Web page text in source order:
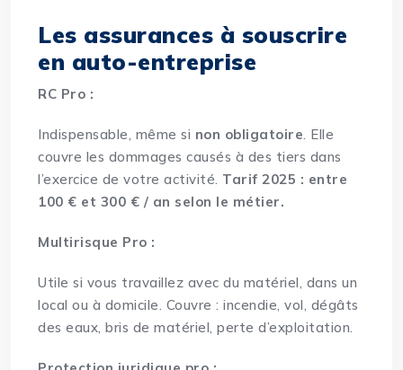
Les assurances à souscrire
en auto-entreprise
RC Pro :
Indispensable, même si non obligatoire. Elle
couvre les dommages causés à des tiers dans
l’exercice de votre activité. Tarif 2025 : entre
100 € et 300 € / an selon le métier.
Multirisque Pro :
Utile si vous travaillez avec du matériel, dans un
local ou à domicile. Couvre : incendie, vol, dégâts
des eaux, bris de matériel, perte d’exploitation.